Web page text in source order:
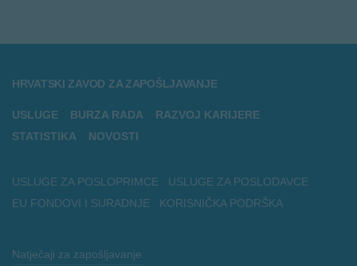
HRVATSKI ZAVOD ZA ZAPOŠLJAVANJE
USLUGE BURZA RADA
RAZVOJ KARIJERE
STATISTIKA
NOVOSTI
USLUGE ZA POSLOPRIMCE
USLUGE ZA POSLODAVCE
EU FONDOVI I SURADNJE
KORISNIČKA PODRŠKA
Natječaji za zapošljavanje